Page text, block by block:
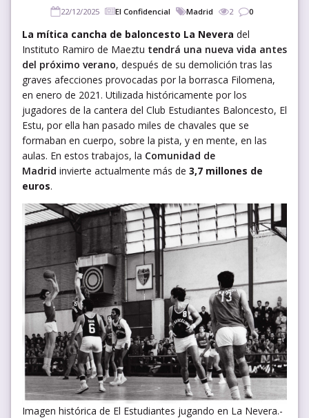
22/12/2025 El Confidencial Madrid 2 0
La mítica cancha de baloncesto La Nevera del
Instituto Ramiro de Maeztu tendrá una nueva vida antes
del próximo verano, después de su demolición tras las
graves afecciones provocadas por la borrasca Filomena,
en enero de 2021. Utilizada históricamente por los
jugadores de la cantera del Club Estudiantes Baloncesto, El
Estu, por ella han pasado miles de chavales que se
formaban en cuerpo, sobre la pista, y en mente, en las
aulas. En estos trabajos, la Comunidad de
Madrid invierte actualmente más de 3,7 millones de
euros.
Imagen histórica de El Estudiantes jugando en La Nevera.-